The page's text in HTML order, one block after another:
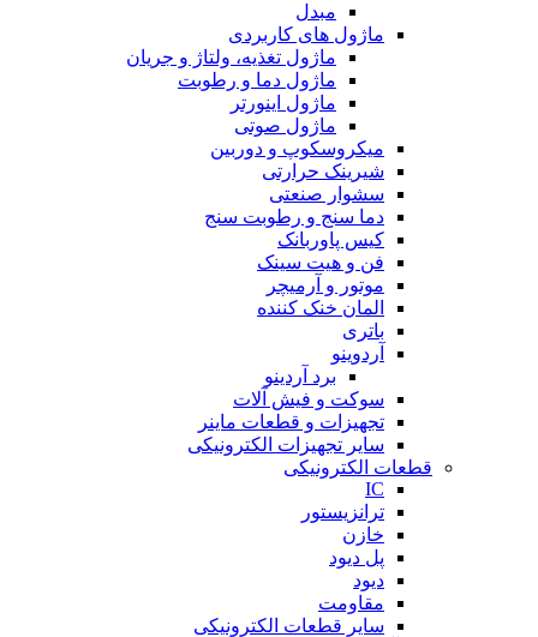
مبدل
ماژول های کاربردی
ماژول تغذیه، ولتاژ و جریان
ماژول دما و رطوبت
ماژول اینورتر
ماژول صوتی
میکروسکوپ و دوربین
شیرینک حرارتی
سشوار صنعتی
دما سنج و رطوبت سنج
کیس پاوربانک
فن و هیت سینک
موتور و آرمیچر
المان خنک کننده
باتری
آردوینو
برد آردینو
سوکت و فیش آلات
تجهیزات و قطعات ماینر
سایر تجهیزات الکترونیکی
قطعات الکترونیکی
IC
ترانزیستور
خازن
پل دیود
دیود
مقاومت
سایر قطعات الکترونیکی